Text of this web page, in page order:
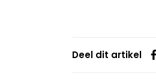
Deel dit artikel